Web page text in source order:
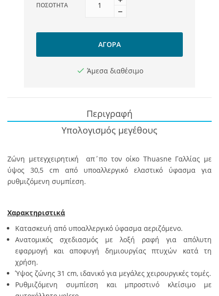
ΠΟΣΌΤΗΤΑ
ΑΓΟΡΆ
Άμεσα διαθέσιμο
Περιγραφή
Υπολογισμός μεγέθους
Ζώνη μετεγχειρητική απ΄πο τον οίκο Thuasne Γαλλίας με
ύψος 30,5 cm από υποαλλεργικό ελαστικό ύφασμα για
ρυθμιζόμενη συμπίεση.
Χαρακτηριστικά
Κατασκευή από υποαλλεργικό ύφασμα αεριζόμενο.
Ανατομικός σχεδιασμός με λοξή ραφή για απόλυτη
εφαρμογή και αποφυγή δημιουργίας πτυχών κατά τη
χρήση.
Ύψος ζώνης 31 cm, ιδανικό για μεγάλες χειρουργικές τομές.
Ρυθμιζόμενη συμπίεση και μπροστινό κλείσιμο με